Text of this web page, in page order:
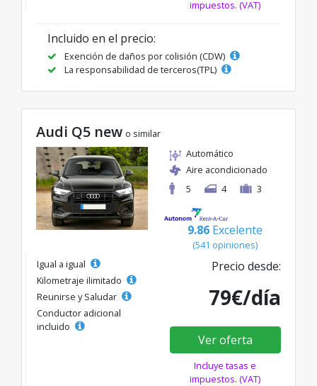
impuestos. (VAT)
Incluido en el precio:
Exención de daños por colisión (CDW)
La responsabilidad de terceros(TPL)
Audi Q5 new o similar
Automático
Aire acondicionado
5
4 3
9.86 Excelente
(541 opiniones)
Igual a igual
Kilometraje ilimitado
Reunirse y Saludar
Conductor adicional
incluido
Precio desde:
79€/día
Ver oferta
Incluye tasas e
impuestos. (VAT)